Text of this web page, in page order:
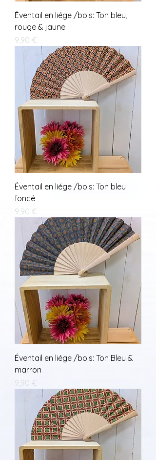
Éventail en liége /bois: Ton bleu,
rouge & jaune
Prix
9,90 €
Éventail en liége /bois: Ton bleu
foncé
Prix
9,90 €
Éventail en liége /bois: Ton Bleu &
marron
Prix
9,90 €